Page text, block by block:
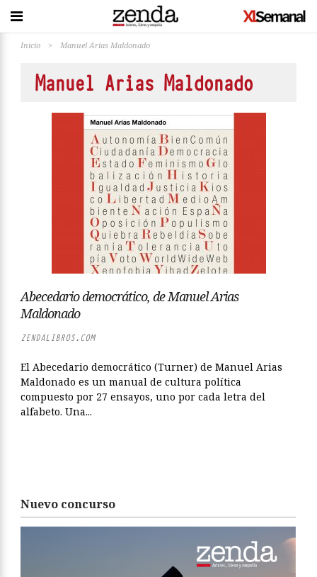
Inicio > Manuel Arias Maldonado
Manuel Arias Maldonado
Abecedario democrático, de Manuel Arias
Maldonado
ZENDALIBROS.COM
El Abecedario democrático (Turner) de Manuel Arias
Maldonado es un manual de cultura política
compuesto por 27 ensayos, uno por cada letra del
alfabeto. Una...
Nuevo concurso